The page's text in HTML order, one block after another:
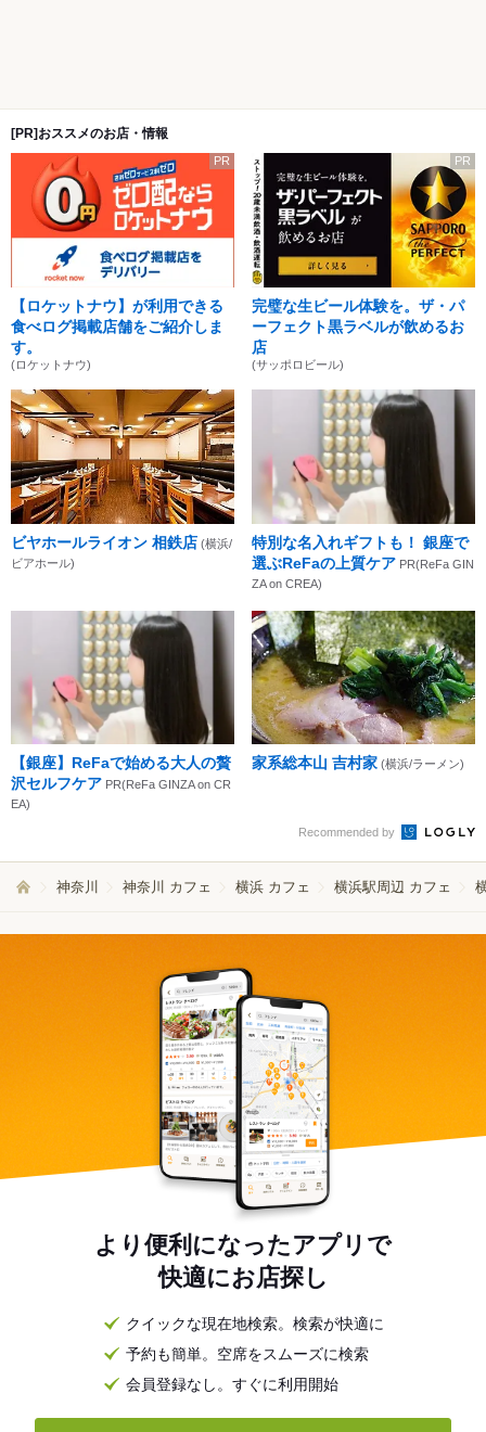
[PR]おススメのお店・情報
PR
【ロケットナウ】が利用できる
食べログ掲載店舗をご紹介しま
す。
(ロケットナウ)
PR
完璧な生ビール体験を。ザ・パ
ーフェクト黒ラベルが飲めるお
店
(サッポロビール)
ビヤホールライオン 相鉄店 (横浜/
ビアホール)
特別な名入れギフトも！ 銀座で
選ぶReFaの上質ケア PR(ReFa GIN
ZA on CREA)
【銀座】ReFaで始める大人の贅
沢セルフケア PR(ReFa GINZA on CR
EA)
家系総本山 吉村家 (横浜/ラーメン)
Recommended by
神奈川 神奈川 カフェ 横浜 カフェ 横浜駅周辺 カフェ
より便利になったアプリで
快適にお店探し
クイックな現在地検索。検索が快適に
予約も簡単。空席をスムーズに検索
会員登録なし。すぐに利用開始